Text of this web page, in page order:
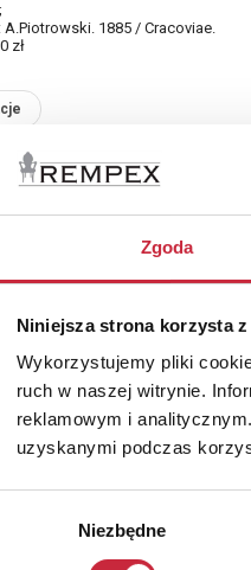
Zgoda
Niniejsza strona korzysta
Wykorzystujemy pliki
ruch w naszej witrynie.
reklamowym i
uzyskanymi podczas
Niezbędne
1885 / Cracoviae.
zł